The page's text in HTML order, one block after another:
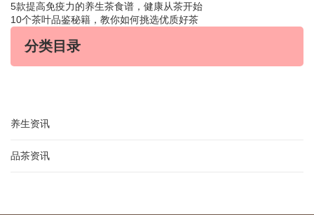
5款提高免疫力的养生茶食谱，健康从茶开始
10个茶叶品鉴秘籍，教你如何挑选优质好茶
分类目录
养生资讯
品茶资讯